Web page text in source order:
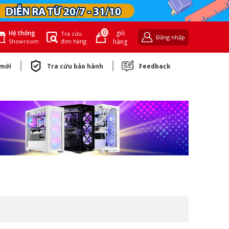
Hệ thống
Showroom
Tra cứu
đơn hàng
0
giỏ
hàng
Đăng nhập
Tra cứu bảo hành Feedback